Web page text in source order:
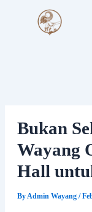
Bukan
Wayang
Hall
ByAdmin Wayang /